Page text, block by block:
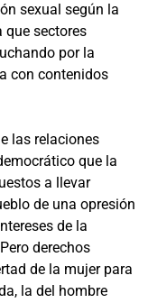
sexual según la
que sectores
por la
con contenidos
las relaciones
que la
a llevar
de una opresión
de la
derechos
de la mujer para
la del hombre